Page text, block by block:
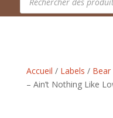
produits
Accueil / Labels / Bear
– Ain’t Nothing Like